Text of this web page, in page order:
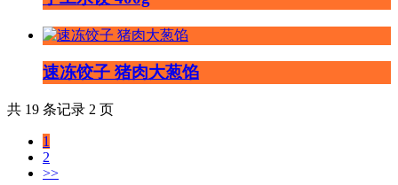
速冻饺子 猪肉大葱馅
共 19 条记录 2 页
1
2
>>